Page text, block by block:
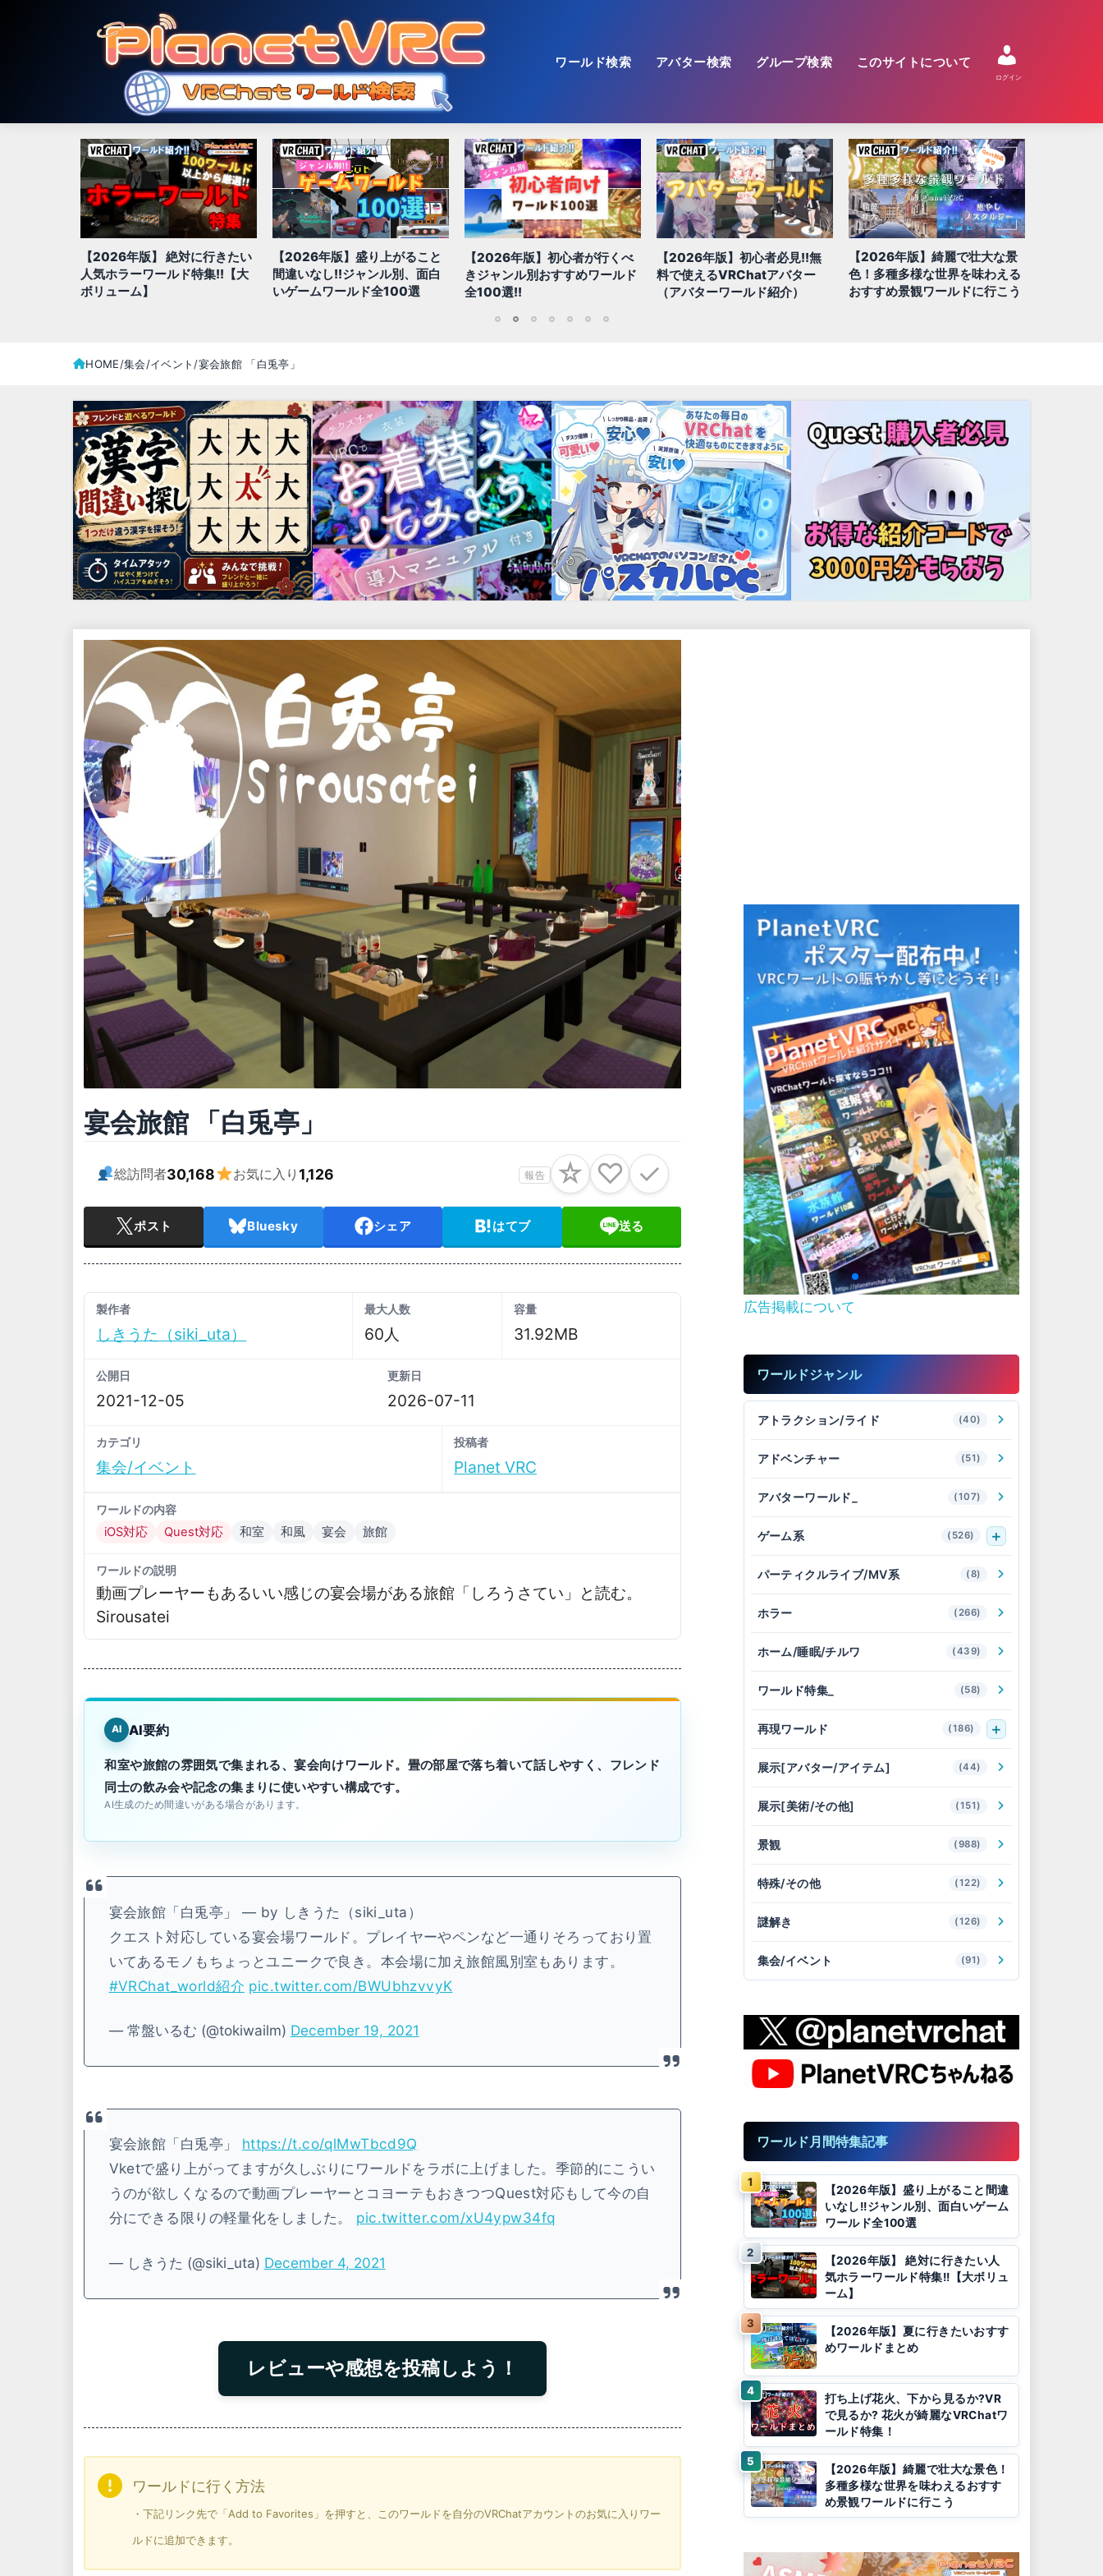
ワールド検索 アバター検索 グループ検索 このサイトについて
ログイン
【2026年版】盛り上がること
間違いなし!!ジャンル別、面白
いゲームワールド全100選
【2026年版】初心者が行くべ
きジャンル別おすすめワールド
全100選!!
【2026年版】初心者必見!!無
料で使えるVRChatアバター
（アバターワールド紹介）
【2026年版】綺麗で壮大な景
色！多種多様な世界を味わえる
おすすめ景観ワールドに行こう
【2026年版】絶対に行きたい
QUEST/スマホ対応ワールド 全
100選!!
HOME 集会/イベント 宴会旅館 「白兎亭」
宴会旅館 「白兎亭」
総訪問者30,168 お気に入り1,126 報告 ☆ ♡ ✓
ポスト Bluesky シェア はてブ 送る
製作者
しきうた（siki_uta）
最大人数
60人
容量
31.92MB
公開日
2021-12-05
更新日
2026-07-11
カテゴリ
集会/イベント
投稿者
Planet VRC
ワールドの内容
iOS対応 Quest対応 和室 和風 宴会 旅館
ワールドの説明
動画プレーヤーもあるいい感じの宴会場がある旅館「しろうさてい」と読む。
Sirousatei
AI AI要約
和室や旅館の雰囲気で集まれる、宴会向けワールド。畳の部屋で落ち着いて話しやすく、フレンド
同士の飲み会や記念の集まりに使いやすい構成です。
AI生成のため間違いがある場合があります。
宴会旅館「白兎亭」 — by しきうた（siki_uta）
クエスト対応している宴会場ワールド。プレイヤーやペンなど一通りそろっており置
いてあるモノもちょっとユニークで良き。本会場に加え旅館風別室もあります。
#VRChat_world紹介 pic.twitter.com/BWUbhzvvyK
— 常盤いるむ (@tokiwailm) December 19, 2021
宴会旅館「白兎亭」 https://t.co/qlMwTbcd9Q
Vketで盛り上がってますが久しぶりにワールドをラボに上げました。季節的にこうい
うのが欲しくなるので動画プレーヤーとコヨーテもおきつつQuest対応もして今の自
分にできる限りの軽量化をしました。 pic.twitter.com/xU4ypw34fq
— しきうた (@siki_uta) December 4, 2021
レビューや感想を投稿しよう！
ワールドに行く方法
・下記リンク先で「Add to Favorites」を押すと、このワールドを自分のVRChatアカウントのお気に入りワー
ルドに追加できます。
広告掲載について
ワールドジャンル
アトラクション/ライド (40)
アドベンチャー (51)
アバターワールド_ (107)
ゲーム系 (526)
パーティクルライブ/MV系 (8)
ホラー (266)
ホーム/睡眠/チルワ (439)
ワールド特集_ (58)
再現ワールド (186)
展示[アバター/アイテム] (44)
展示[美術/その他] (151)
景観 (988)
特殊/その他 (122)
謎解き (126)
集会/イベント (91)
ワールド月間特集記事
【2026年版】盛り上がること間違
いなし!!ジャンル別、面白いゲーム
ワールド全100選
【2026年版】 絶対に行きたい人
気ホラーワールド特集!!【大ボリュ
ーム】
【2026年版】夏に行きたいおすす
めワールドまとめ
打ち上げ花火、下から見るか?VR
で見るか? 花火が綺麗なVRChatワ
ールド特集！
【2026年版】綺麗で壮大な景色！
多種多様な世界を味わえるおすす
め景観ワールドに行こう